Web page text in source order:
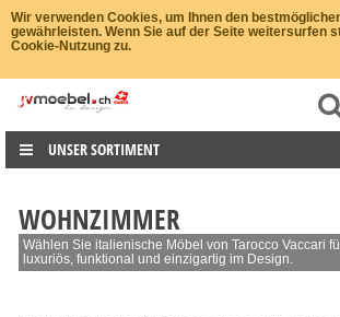
Wir verwenden Cookies, um Ihnen den
gewährleisten. Wenn Sie auf der Seite weitersurfen
Cookie-Nutzung zu.
UNSER SORTIMENT
WOHNZIMMER
Wählen Sie italienische Möbel von Tarocco Vaccari
luxuriös, funktional und einzigartig im Design.